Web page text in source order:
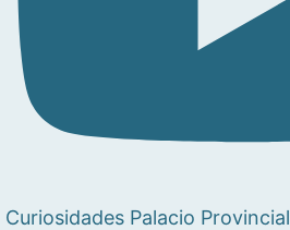
Curiosidades Palacio Provincial